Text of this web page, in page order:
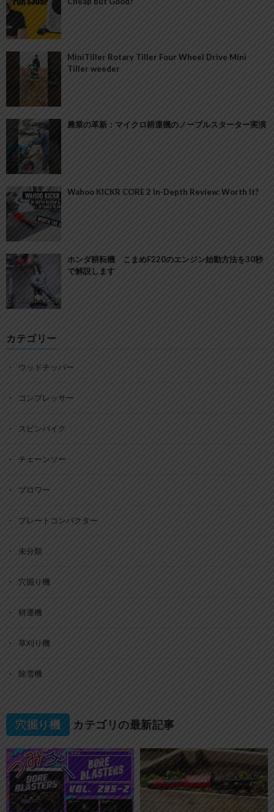
MiniTiller Rotary Tiller Four Wheel Drive Mini
Tiller weeder
農業の革新：マイクロ耕運機のノープルスターター実演
Wahoo KICKR CORE 2 In-Depth Review: Worth It?
ホンダ耕耘機 こまめF220のエンジン始動方法を30秒
で解説します
カテゴリー
ウッドチッパー
コンプレッサー
スピンバイク
チェーンソー
ブロワー
プレートコンパクター
未分類
穴掘り機
耕運機
草刈り機
除雪機
穴掘り機 カテゴリの最新記事